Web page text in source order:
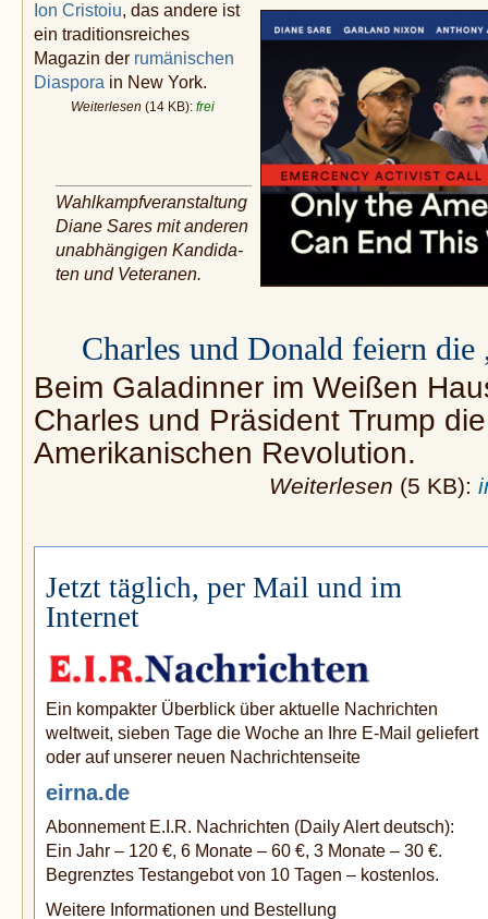
Ion Cristoiu, das andere ist
ein traditionsreiches
Magazin der rumänischen
Diaspora in New York.
Weiterlesen (14 KB): frei
Wahlkampfveranstaltung
Diane Sares mit anderen
unabhängigen Kandida­
ten und Veteranen.
Charles und Donald feiern die
Beim Galadinner im Weißen
Charles und Präsident Trump
Amerikanischen Revolution.
Weiterlesen (5 KB):
Jetzt täglich, per Mail und im
Internet
Ein kompakter Überblick über aktuelle Nachrichten
weltweit, sieben Tage die Woche an Ihre E-Mail geliefert
oder auf unserer neuen Nachrichtenseite
eirna.de
Abonnement E.I.R. Nachrichten (Daily Alert deutsch):
Ein Jahr – 120 €, 6 Monate – 60 €, 3 Monate – 30 €.
Begrenztes Testangebot von 10 Tagen – kostenlos.
Weitere Informationen und Bestellung